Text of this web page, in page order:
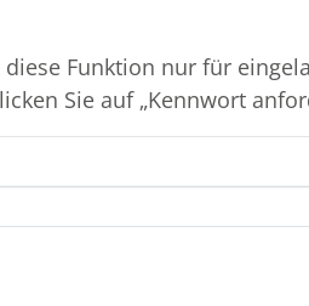
Funktion nur für
Sie auf „Kennwort